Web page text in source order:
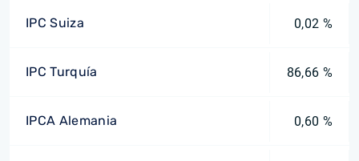
IPC Suiza 0,02 %
IPC Turquía 86,66 %
IPCA Alemania 0,60 %